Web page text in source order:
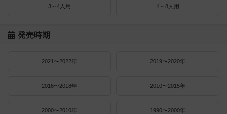
3～4人用 4～8人用
発売時期
2021〜2022年 2019〜2020年
2016〜2018年 2010〜2015年
2000〜2010年 1990〜2000年